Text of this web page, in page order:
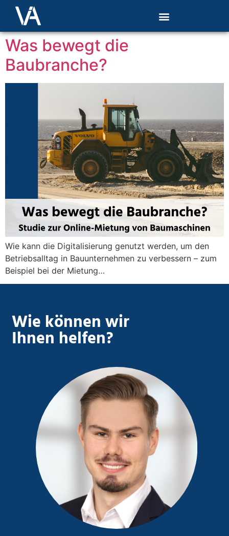
Was bewegt die
Baubranche?
Wie kann die Digitalisierung genutzt werden, um den
Betriebsalltag in Bauunternehmen zu verbessern – zum
Beispiel bei der Mietung…
Wie können wir
Ihnen helfen?